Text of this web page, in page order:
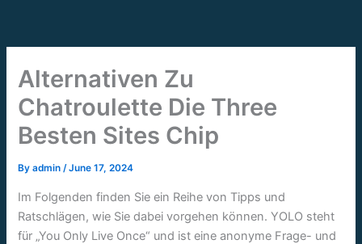
content
Alternativen Zu
Chatroulette Die Three
Besten Sites Chip
Byadmin/June 17, 2024
Im Folgenden finden Sie ein Reihe von Tipps und
Ratschlägen, wie Sie dabei vorgehen können. YOLO steht
für „You Only Live Once“ und ist eine anonyme Frage- und